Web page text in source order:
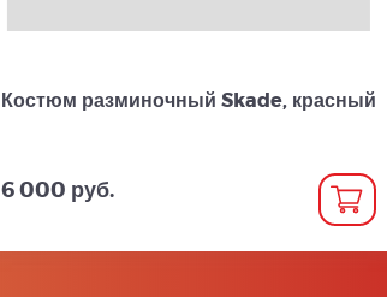
Костюм разминочный Skade, красный
6 000 руб.